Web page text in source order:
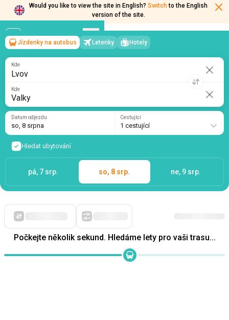
Would you like to view the site in English? Switch to the English
version of the site.
Lvov→ Valky
so, 8 srpna/1 cestující
Jízdenky na autobus Letenky Hotely
Kde
Kde
Datum odjezdu
so, 8 srpna
Cestující
1 cestující
Hledat ubytování
pá, 7 srp. so, 8 srp. ne, 9 srp.
Počkejte několik sekund. Hledáme lety pro vaši trasu...